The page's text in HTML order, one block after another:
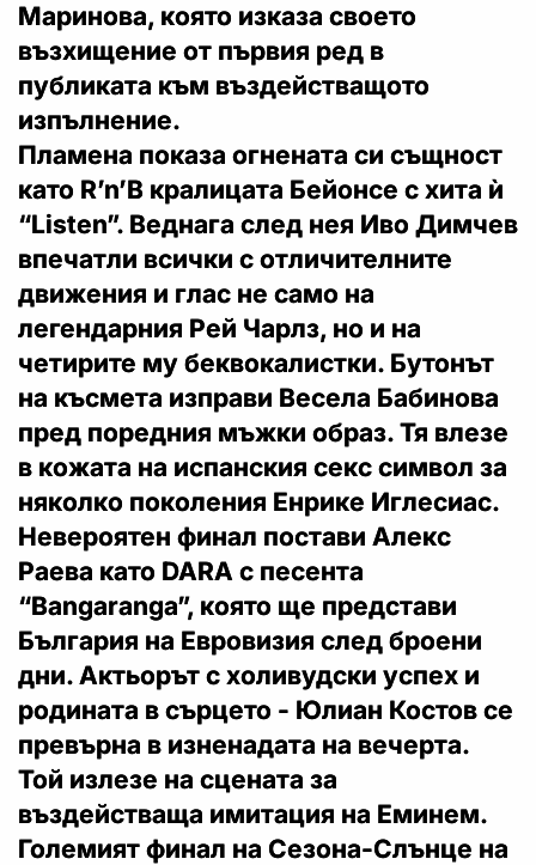
Маринова, която изказа своето
възхищение от първия ред в
публиката към въздействащото
изпълнение.
Пламена показа огнената си същност
като R’n’B кралицата Бейонсе с хита ѝ
“Listen”. Веднага след нея Иво Димчев
впечатли всички с отличителните
движения и глас не само на
легендарния Рей Чарлз, но и на
четирите му беквокалистки. Бутонът
на късмета изправи Весела Бабинова
пред поредния мъжки образ. Тя влезе
в кожата на испанския секс символ за
няколко поколения Енрике Иглесиас.
Невероятен финал постави Алекс
Раева като DARA с песента
“Bangaranga”, която ще представи
България на Евровизия след броени
дни. Актьорът с холивудски успех и
родината в сърцето - Юлиан Костов се
превърна в изненадата на вечерта.
Той излезе на сцената за
въздействаща имитация на Еминем.
Големият финал на Сезона-Слънце на